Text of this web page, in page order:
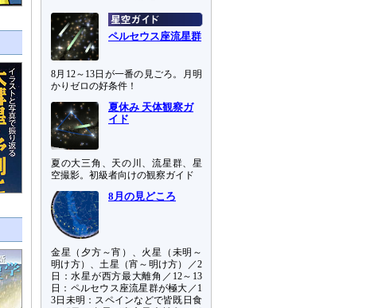
ペルセウス座流星群
8月12～13日が一番の見ごろ。月明
かりゼロの好条件！
夏休み 天体観察ガ
イド
夏の大三角、天の川、流星群、星
空撮影。初級者向けの観察ガイド
8月の見どころ
金星（夕方～宵）、火星（未明～
明け方）、土星（宵～明け方）／2
日：水星が西方最大離角／12～13
日：ペルセウス座流星群が極大／1
3日未明：スペインなどで皆既日食